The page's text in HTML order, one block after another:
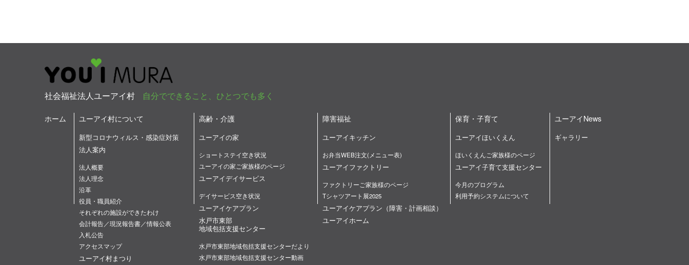
社会福祉法人ユーアイ村 自分でできること、ひとつでも多く
ホーム ユーアイ村について
新型コロナウィルス・感染症対策
法人案内
法人概要
法人理念
沿革
役員・職員紹介
それぞれの施設ができたわけ
会計報告／現況報告書／情報公表
入札公告
アクセスマップ
ユーアイ村まつり
高齢・介護
ユーアイの家
ショートステイ空き状況
ユーアイの家ご家族様のページ
ユーアイデイサービス
デイサービス空き状況
ユーアイケアプラン
水戸市東部
地域包括支援センター
水戸市東部地域包括支援センターだより
水戸市東部地域包括支援センター動画
障害福祉
ユーアイキッチン
お弁当WEB注文(メニュー表)
ユーアイファクトリー
ファクトリーご家族様のページ
Tシャツアート展2025
ユーアイケアプラン（障害・計画相談）
ユーアイホーム
保育・子育て
ユーアイほいくえん
ほいくえんご家族様のページ
ユーアイ子育て支援センター
今月のプログラム
利用予約システムについて
ユーアイNews
ギャラリー